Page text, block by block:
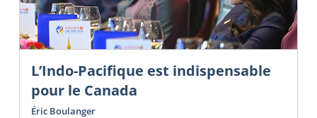
L’Indo-Pacifique est indispensable
pour le Canada
Éric Boulanger